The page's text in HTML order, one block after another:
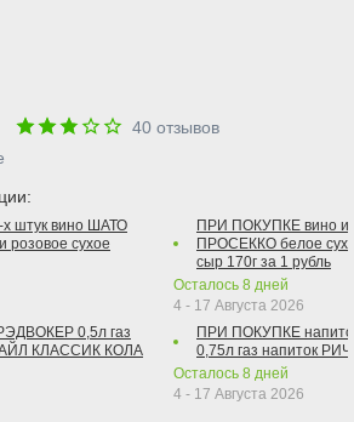
40 отзывов
х штук вино ШАТО
сухое
0,5л газ
КЛАССИК КОЛА
ПРИ ПОКУПКЕ вино
ПРОСЕККО белое
сыр 170г за 1 рубль
Осталось 8 дней
4 - 17 Августа 2026
ПРИ ПОКУПКЕ
0,75л газ напиток
Осталось 8 дней
4 - 17 Августа 2026